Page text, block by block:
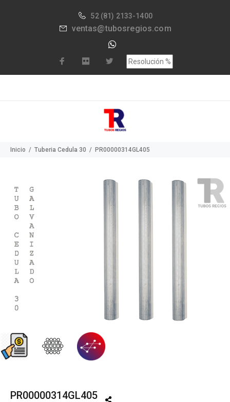
52 (81) 2133-1400
ventas@tubosregios.com
Inicio Tuberia Cedula 30 PR00000314GL405
PR00000314GL405